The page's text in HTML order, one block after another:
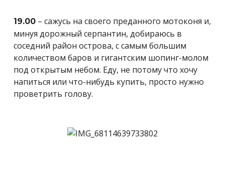
19.00 – сажусь на своего преданного мотоконя и,
минуя дорожный серпантин, добираюсь в
соседний район острова, с самым большим
количеством баров и гигантским шопинг-молом
под открытым небом. Еду, не потому что хочу
напиться или что-нибудь купить, просто нужно
проветрить голову.